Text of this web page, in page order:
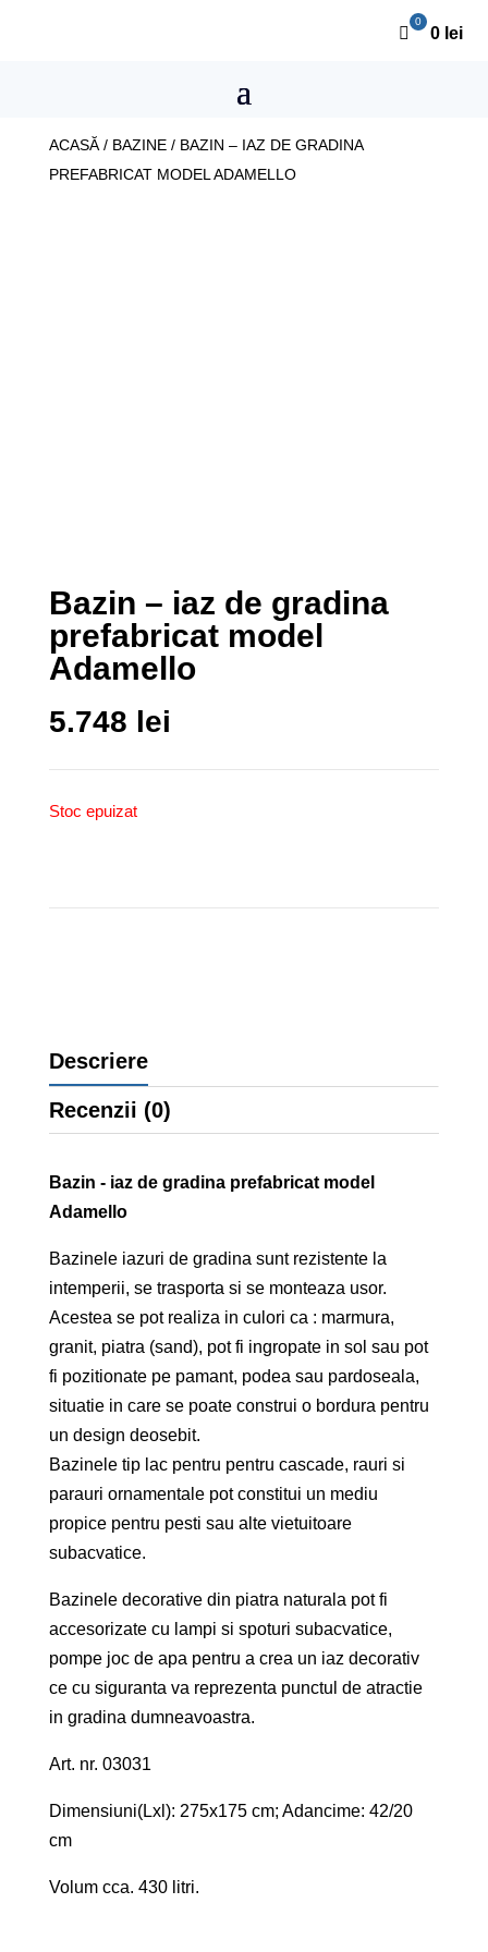
0 lei
ACASĂ/ BAZINE/ BAZIN – IAZ DE GRADINA
PREFABRICAT MODEL ADAMELLO
Bazin – iaz de gradina
prefabricat model
Adamello
5.748 lei
Stoc epuizat
Descriere
Recenzii (0)
Bazin - iaz de gradina prefabricat model
Adamello
Bazinele iazuri de gradina sunt rezistente la
intemperii, se trasporta si se monteaza usor.
Acestea se pot realiza in culori ca : marmura,
granit, piatra (sand), pot fi ingropate in sol sau pot
fi pozitionate pe pamant, podea sau pardoseala,
situatie in care se poate construi o bordura pentru
un design deosebit.
Bazinele tip lac pentru pentru cascade, rauri si
parauri ornamentale pot constitui un mediu
propice pentru pesti sau alte vietuitoare
subacvatice.
Bazinele decorative din piatra naturala pot fi
accesorizate cu lampi si spoturi subacvatice,
pompe joc de apa pentru a crea un iaz decorativ
ce cu siguranta va reprezenta punctul de atractie
in gradina dumneavoastra.
Art. nr. 03031
Dimensiuni(Lxl): 275x175 cm; Adancime: 42/20
cm
Volum cca. 430 litri.